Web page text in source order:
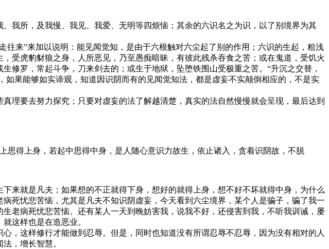
所，及我慢、我见、我爱、无明等四烦恼；其余的六识名之为识，以了别境界为其
来”来加以说明：能见闻觉知，是由于六根触对六尘起了别的作用；六识的生起，粗浅
受虎豹豺狼之身，人所恶见，乃至愚痴暗昧，有彼此残杀吞食之苦；或在鬼道，受饥火
修罗，常起斗争，刀来剑去的；或生于地狱，坠堕铁围山受极重之苦。“升沉之交替，
果能够如实谛观，知道因识阴而有的见闻觉知法，都是虚妄不实颠倒相应的，不是实
要去努力探究；只要对虚妄的法了解越清楚，真实的法自然慢慢就会呈现，最后达到
得上身，若起中思得中身，是人随心意识力故生，依止诸入，贪着识阴故，不脱
就是凡夫；如果想的不正就得下身，想好的就得上身，想不好不坏就得中身，为什么
死忧悲苦恼，尤其是凡夫不知识阴虚妄，今天看到六尘境界，某个人是骗子，骗了我一
老病死忧悲苦恼。还有某人一天到晚妨害我，说我不好，还侵害到我，不听我训诫，屡
这样也是在造恶业。
这样修行才能做到忍辱。但是，同时也知道没有所谓忍辱不忍辱，因为没有相对的人
，增长智慧。